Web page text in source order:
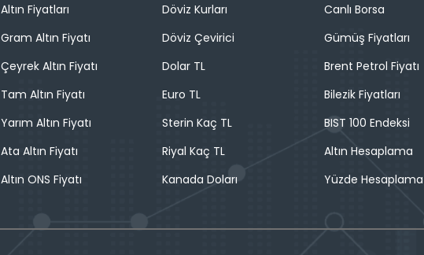
Altın Fiyatları
Gram Altın Fiyatı
Çeyrek Altın Fiyatı
Tam Altın Fiyatı
Yarım Altın Fiyatı
Ata Altın Fiyatı
Altın ONS Fiyatı
Döviz Kurları
Döviz Çevirici
Dolar TL
Euro TL
Sterin Kaç TL
Riyal Kaç TL
Kanada Doları
Canlı Borsa
Gümüş Fiyatları
Brent Petrol Fiyatı
Bilezik Fiyatları
BIST 100 Endeksi
Altın Hesaplama
Yüzde Hesaplama